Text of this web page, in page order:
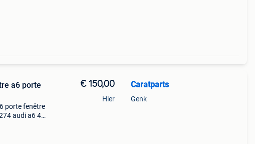
a6 porte
porte fenêtre
audi a6 4g
€ 150,00
Hier
Caratparts
Genk